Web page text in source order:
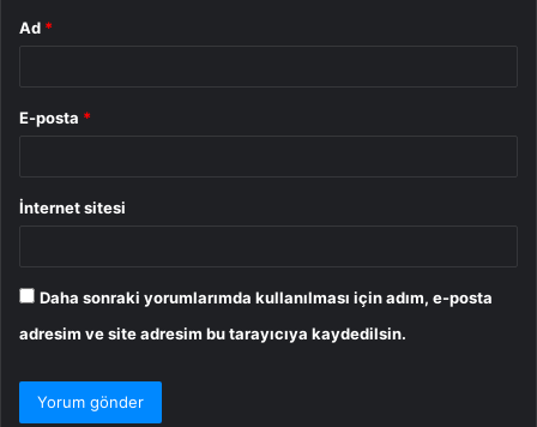
Ad *
E-posta *
İnternet sitesi
Daha sonraki yorumlarımda kullanılması için adım, e-posta
adresim ve site adresim bu tarayıcıya kaydedilsin.